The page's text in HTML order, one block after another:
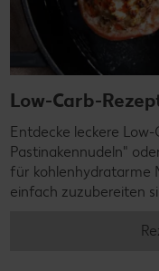
Low-Carb-
Entdecke leckere
Pastinakennudeln"
für kohlenhydratarme
einfach zuzubereiten